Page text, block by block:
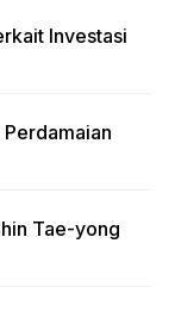
Investasi
Tae-yong